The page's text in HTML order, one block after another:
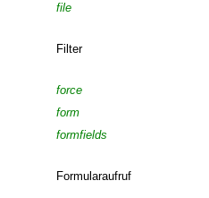
file
Filter
force
form
formfields
Formularaufruf